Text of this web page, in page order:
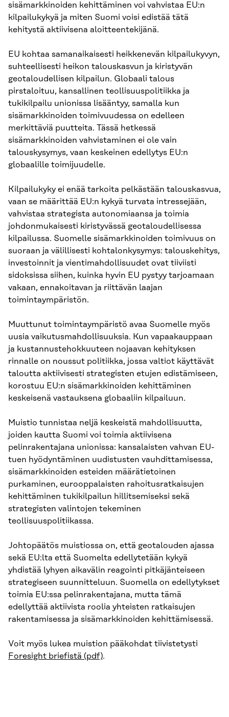
sisämarkkinoiden kehittäminen voi vahvistaa EU:n
kilpailukykyä ja miten Suomi voisi edistää tätä
kehitystä aktiivisena aloitteentekijänä.
EU kohtaa samanaikaisesti heikkenevän kilpailukyvyn,
suhteellisesti heikon talouskasvun ja kiristyvän
geotaloudellisen kilpailun. Globaali talous
pirstaloituu, kansallinen teollisuuspolitiikka ja
tukikilpailu unionissa lisääntyy, samalla kun
sisämarkkinoiden toimivuudessa on edelleen
merkittäviä puutteita. Tässä hetkessä
sisämarkkinoiden vahvistaminen ei ole vain
talouskysymys, vaan keskeinen edellytys EU:n
globaalille toimijuudelle.
Kilpailukyky ei enää tarkoita pelkästään talouskasvua,
vaan se määrittää EU:n kykyä turvata intressejään,
vahvistaa strategista autonomiaansa ja toimia
johdonmukaisesti kiristyvässä geotaloudellisessa
kilpailussa. Suomelle sisämarkkinoiden toimivuus on
suoraan ja välillisesti kohtalonkysymys: talouskehitys,
investoinnit ja vientimahdollisuudet ovat tiiviisti
sidoksissa siihen, kuinka hyvin EU pystyy tarjoamaan
vakaan, ennakoitavan ja riittävän laajan
toimintaympäristön.
Muuttunut toimintaympäristö avaa Suomelle myös
uusia vaikutusmahdollisuuksia. Kun vapaakauppaan
ja kustannustehokkuuteen nojaavan kehityksen
rinnalle on noussut politiikka, jossa valtiot käyttävät
taloutta aktiivisesti strategisten etujen edistämiseen,
korostuu EU:n sisämarkkinoiden kehittäminen
keskeisenä vastauksena globaaliin kilpailuun.
Muistio tunnistaa neljä keskeistä mahdollisuutta,
joiden kautta Suomi voi toimia aktiivisena
pelinrakentajana unionissa: kansalaisten vahvan EU-
tuen hyödyntäminen uudistusten vauhdittamisessa,
sisämarkkinoiden esteiden määrätietoinen
purkaminen, eurooppalaisten rahoitusratkaisujen
kehittäminen tukikilpailun hillitsemiseksi sekä
strategisten valintojen tekeminen
teollisuuspolitiikassa.
Johtopäätös muistiossa on, että geotalouden ajassa
sekä EU:lta että Suomelta edellytetään kykyä
yhdistää lyhyen aikavälin reagointi pitkäjänteiseen
strategiseen suunnitteluun. Suomella on edellytykset
toimia EU:ssa pelinrakentajana, mutta tämä
edellyttää aktiivista roolia yhteisten ratkaisujen
rakentamisessa ja sisämarkkinoiden kehittämisessä.
Voit myös lukea muistion pääkohdat tiivistetysti
Foresight briefistä (pdf).